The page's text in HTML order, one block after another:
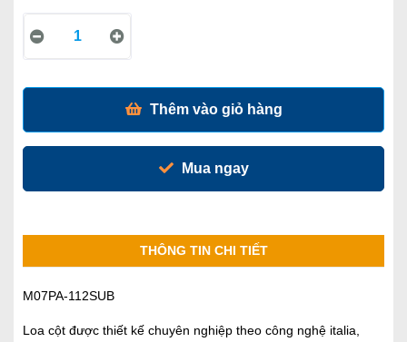
Thêm vào giỏ hàng
Mua ngay
THÔNG TIN CHI TIẾT
M07PA-112SUB
Loa cột được thiết kế chuyên nghiệp theo công nghệ italia,